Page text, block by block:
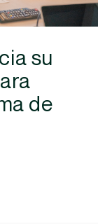
su
de